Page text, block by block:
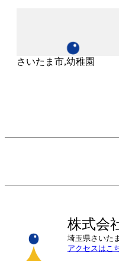
さいたま市,幼稚園
株式会
埼玉県さいた
アクセスはこ